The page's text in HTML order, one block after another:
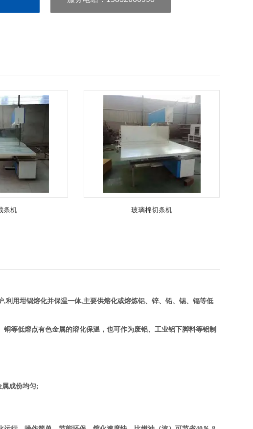
条机 玻璃棉切条机
,利用坩锅熔化并保温一体,主要供熔化或熔炼铝、锌、铅、锡、镉等低
等低熔点有色金属的溶化保温，也可作为废铝、工业铝下脚料等铝制
属成份均匀;